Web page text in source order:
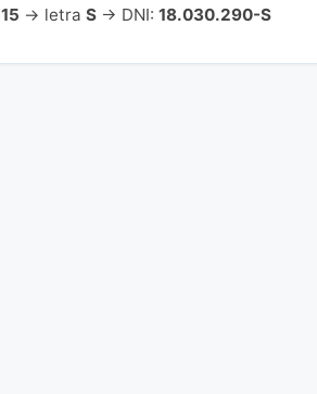
15 → letra S → DNI: 18.030.290-S